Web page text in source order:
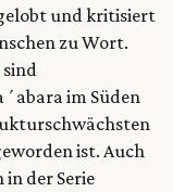
und kritisiert
zu Wort.
im Süden
ist. Auch
der Serie